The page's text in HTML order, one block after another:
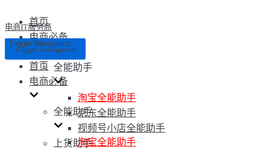
首页
电商必备
全能助手
淘宝全能助手
京东全能助手
视频号小店全能助手
上货助手
电商IT服务商
Toggle Navigation
Toggle Navigation
首页
电商必备
全能助手
淘宝全能助手